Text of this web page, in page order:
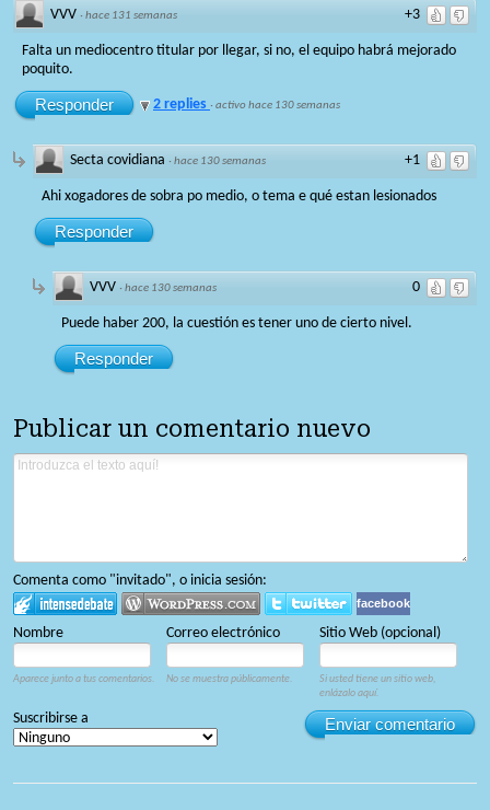
+3
VVV ·hace 131 semanas
Falta un mediocentro titular por llegar, si no, el equipo habrá mejorado
poquito.
Responder 2 replies ·activo hace 130 semanas
+1
Secta covidiana ·hace 130 semanas
Ahi xogadores de sobra po medio, o tema e qué estan lesionados
Responder
0
VVV ·hace 130 semanas
Puede haber 200, la cuestión es tener uno de cierto nivel.
Responder
Publicar un comentario nuevo
Comenta como "invitado", o inicia sesión:
facebook
Nombre Correo electrónico Sitio Web (opcional)
Aparece junto a tus comentarios. No se muestra públicamente.
Si usted tiene un sitio web,
enlázalo aquí.
Enviar comentario
Suscribirse a